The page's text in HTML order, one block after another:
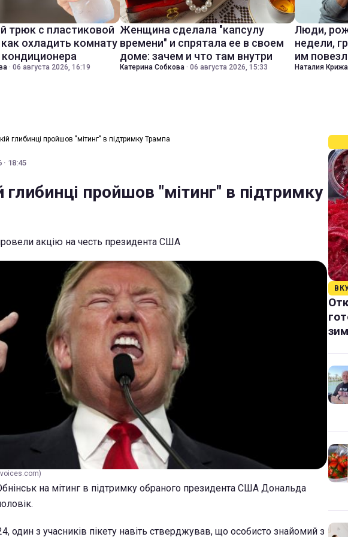
трюк с пластиковой
охладить комнату
· 06 августа 2026, 16:19
Женщина сделала "капсулу
времени" и спрятала ее в своем
доме: зачем и что там внутри
Катерина Собкова · 06 августа 2026, 15:33
Люди,
недели,
им
Наталия
глибинці пройшов "мітинг" в підтримку Трампа
18:45
глибинці пройшов "мітинг" в підтримку
акцію на честь президента США
на мітинг в підтримку обраного президента США Дональда
один з учасників пікету навіть стверджував, що особисто знайомий з